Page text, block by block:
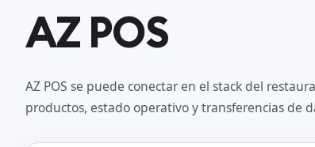
AZ POS
AZ POS se puede conectar en el stack del
productos, estado operativo y transferencias de